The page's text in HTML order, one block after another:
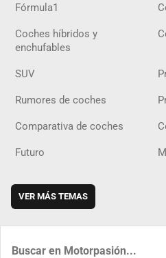
Fórmula1
Coches híbridos y
enchufables
SUV
Rumores de coches
Comparativa de coches
Futuro
VER MÁS TEMAS